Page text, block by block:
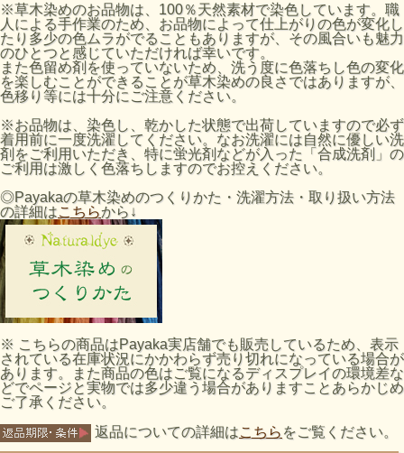
※草木染めのお品物は、100％天然素材で染色しています。職
人による手作業のため、お品物によって仕上がりの色が変化し
たり多少の色ムラがでることもありますが、その風合いも魅力
のひとつと感じていただければ幸いです。
また色留め剤を使っていないため、洗う度に色落ちし色の変化
を楽しむことができることが草木染めの良さではありますが、
色移り等には十分にご注意ください。
※お品物は、染色し、乾かした状態で出荷していますので必ず
着用前に一度洗濯してください。なお洗濯には自然に優しい洗
剤をご利用いただき、特に蛍光剤などが入った「合成洗剤」の
ご利用は激しく色落ちしますのでお控えください。
◎Payakaの草木染めのつくりかた・洗濯方法・取り扱い方法
の詳細はこちらから↓
※ こちらの商品はPayaka実店舗でも販売しているため、表示
されている在庫状況にかかわらず売り切れになっている場合が
あります。また商品の色はご覧になるディスプレイの環境差な
どでページと実物では多少違う場合がありますことあらかじめ
ご了承ください。
返品についての詳細はこちら をご覧ください。